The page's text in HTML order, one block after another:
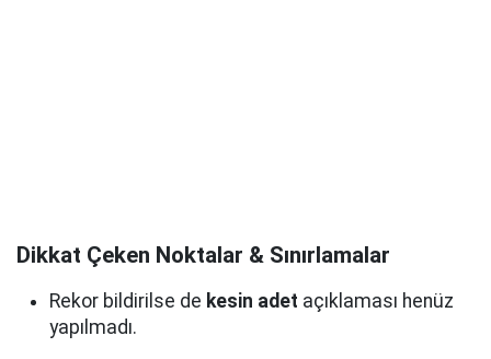
Dikkat Çeken Noktalar & Sınırlamalar
Rekor bildirilse de kesin adet açıklaması henüz
yapılmadı.